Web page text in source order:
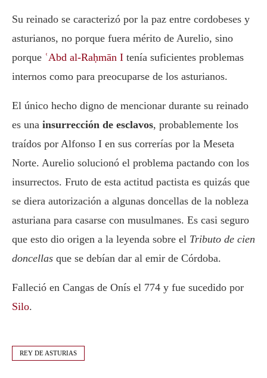
Su reinado se caracterizó por la paz entre cordobeses y
asturianos, no porque fuera mérito de Aurelio, sino
porque ʿAbd al-Raḥmān I tenía suficientes problemas
internos como para preocuparse de los asturianos.
El único hecho digno de mencionar durante su reinado
es una insurrección de esclavos, probablemente los
traídos por Alfonso I en sus correrías por la Meseta
Norte. Aurelio solucionó el problema pactando con los
insurrectos. Fruto de esta actitud pactista es quizás que
se diera autorización a algunas doncellas de la nobleza
asturiana para casarse con musulmanes. Es casi seguro
que esto dio origen a la leyenda sobre el Tributo de cien
doncellas que se debían dar al emir de Córdoba.
Falleció en Cangas de Onís el 774 y fue sucedido por
Silo.
REY DE ASTURIAS